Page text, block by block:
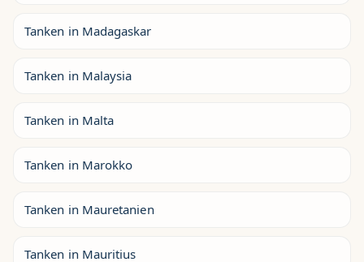
Tanken in Madagaskar
Tanken in Malaysia
Tanken in Malta
Tanken in Marokko
Tanken in Mauretanien
Tanken in Mauritius